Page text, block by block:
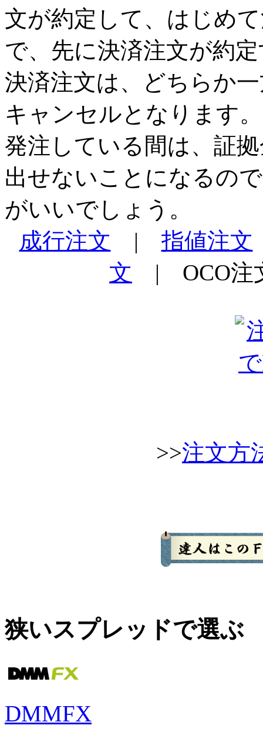
文が約定して、はじめ
で、先に決済注文が約
決済注文は、どちらか
キャンセルとなります
発注している間は、証
出せないことになるの
がいいでしょう。
成行注文 | 指値注文
文 | OCO
>>注文方
狭いスプレッドで選ぶ
DMMFX